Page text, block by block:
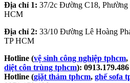
Địa chỉ 1: 37/2c Đường C18,
HCM
Địa chỉ 2: 33/10 Đường Lê Hoàng
TP HCM
Hotline (vệ sinh công nghiệp tphcm,
diệt côn trùng tphcm): 0913.179.486
Hotline (giặt thảm tphcm, ghế sofa